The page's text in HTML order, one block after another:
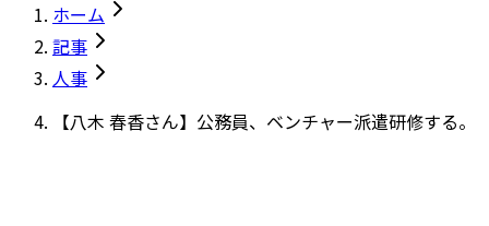
ホーム
記事
人事
【八木 春香さん】公務員、ベンチャー派遣研修する。